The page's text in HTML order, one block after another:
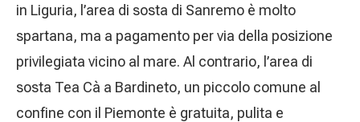
in Liguria, l’area di sosta di Sanremo è molto
spartana, ma a pagamento per via della posizione
privilegiata vicino al mare. Al contrario, l’area di
sosta Tea Cà a Bardineto, un piccolo comune al
confine con il Piemonte è gratuita, pulita e